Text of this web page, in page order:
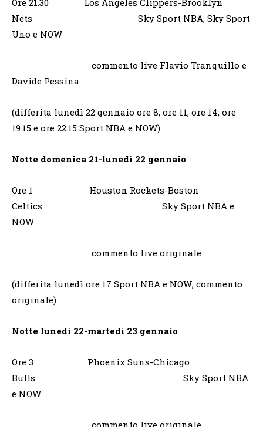
Ore 21.30 Los Angeles Clippers-Brooklyn
Nets Sky Sport NBA, Sky Sport
Uno e NOW
commento live Flavio Tranquillo e
Davide Pessina
(differita lunedì 22 gennaio ore 8; ore 11; ore 14; ore
19.15 e ore 22.15 Sport NBA e NOW)
Notte domenica 21-lunedì 22 gennaio
Ore 1 Houston Rockets-Boston
Celtics Sky Sport NBA e
NOW
commento live originale
(differita lunedì ore 17 Sport NBA e NOW; commento
originale)
Notte lunedì 22-martedì 23 gennaio
Ore 3 Phoenix Suns-Chicago
Bulls Sky Sport NBA
e NOW